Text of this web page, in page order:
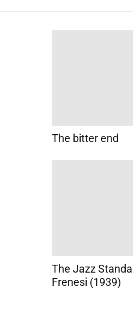
The bitter end
The Jazz
Frenesi (1939)